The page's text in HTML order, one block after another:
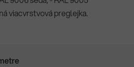
viacvrstvová preglejka.